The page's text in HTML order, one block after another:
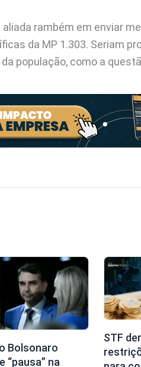
rambém em enviar
da MP 1.303. Seriam
população, como a
Bolsonaro
“pausa” na
STF